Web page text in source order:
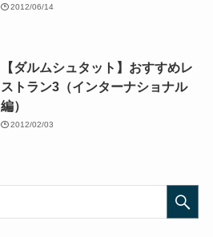
2012/06/14
【ダルムシュタット】おすすめレ
ストラン3（インターナショナル
編）
2012/02/03